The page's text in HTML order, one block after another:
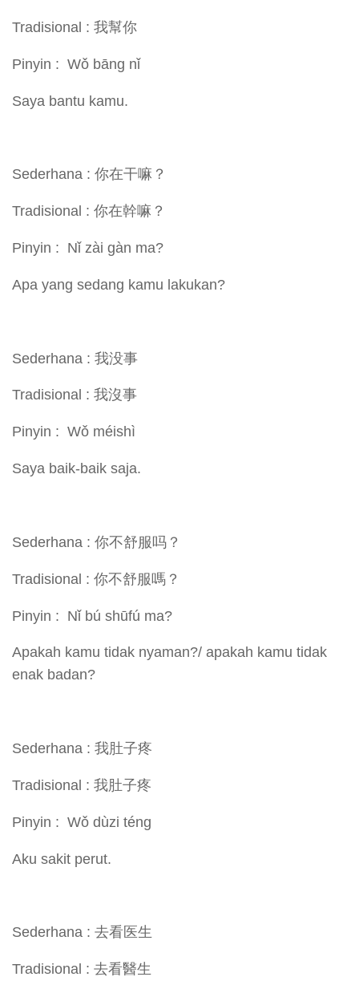
Tradisional : 我幫你
Pinyin : Wǒ bāng nǐ
Saya bantu kamu.
Sederhana : 你在干嘛？
Tradisional : 你在幹嘛？
Pinyin : Nǐ zài gàn ma?
Apa yang sedang kamu lakukan?
Sederhana : 我没事
Tradisional : 我沒事
Pinyin : Wǒ méishì
Saya baik-baik saja.
Sederhana : 你不舒服吗？
Tradisional : 你不舒服嗎？
Pinyin : Nǐ bú shūfú ma?
Apakah kamu tidak nyaman?/ apakah kamu tidak
enak badan?
Sederhana : 我肚子疼
Tradisional : 我肚子疼
Pinyin : Wǒ dùzi téng
Aku sakit perut.
Sederhana : 去看医生
Tradisional : 去看醫生